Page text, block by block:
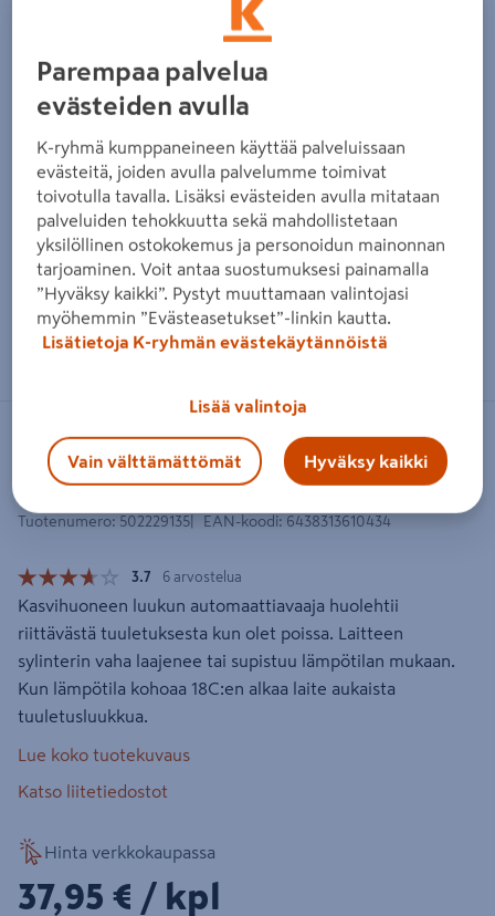
Zoomaa kuvaa sormilla kosketusnäytöllä
Automaattinen luukun avaaja Goodiy
GOODIY
Tuotenumero: 502229135 EAN-koodi: 6438313610434
3.7 6 arvostelua
Kasvihuoneen luukun automaattiavaaja huolehtii
riittävästä tuuletuksesta kun olet poissa. Laitteen
sylinterin vaha laajenee tai supistuu lämpötilan mukaan.
Kun lämpötila kohoaa 18C:en alkaa laite aukaista
tuuletusluukkua.
Lue koko tuotekuvaus
Katso liitetiedostot
Hinta verkkokaupassa
37,95€/kpl
37,95 € / kpl
Parempaa palvelua
evästeiden avulla
K-ryhmä kumppaneineen käyttää palveluissaan
evästeitä, joiden avulla palvelumme toimivat
toivotulla tavalla. Lisäksi evästeiden avulla mitataan
palveluiden tehokkuutta sekä mahdollistetaan
yksilöllinen ostokokemus ja personoidun mainonnan
tarjoaminen. Voit antaa suostumuksesi painamalla
”Hyväksy kaikki”. Pystyt muuttamaan valintojasi
myöhemmin ”Evästeasetukset”-linkin kautta.
Lisätietoja K-ryhmän evästekäytännöistä
Lisää valintoja
Vain välttämättömät Hyväksy kaikki